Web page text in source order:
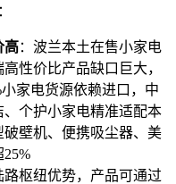
高：波兰本土在售小家电
性价比产品缺口巨大，
家电货源依赖进口，中
个护小家电精准适配本
壁机、便携吸尘器、美
路枢纽优势，产品可通过